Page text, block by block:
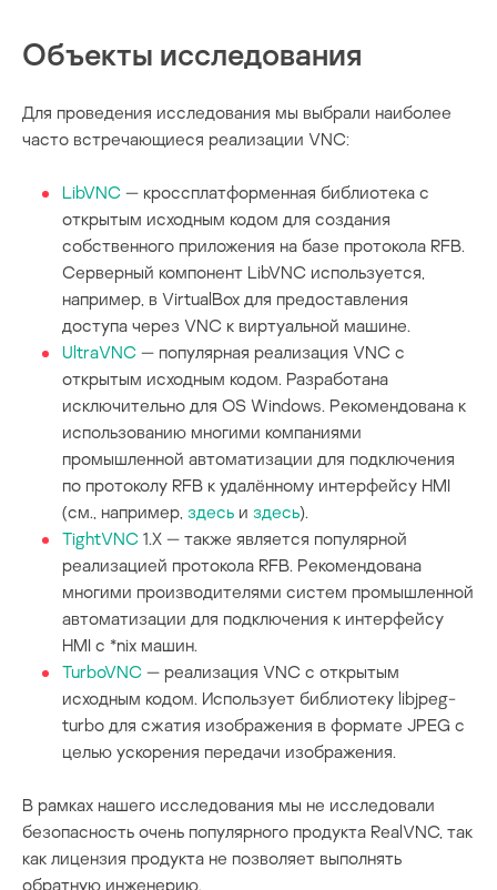
Объекты исследования
Для проведения исследования мы выбрали наиболее
часто встречающиеся реализации VNC:
LibVNC — кроссплатформенная библиотека с
открытым исходным кодом для создания
собственного приложения на базе протокола RFB.
Серверный компонент LibVNC используется,
например, в VirtualBox для предоставления
доступа через VNC к виртуальной машине.
UltraVNC — популярная реализация VNC с
открытым исходным кодом. Разработана
исключительно для OS Windows. Рекомендована к
использованию многими компаниями
промышленной автоматизации для подключения
по протоколу RFB к удалённому интерфейсу HMI
(см., например, здесь и здесь).
TightVNC 1.X — также является популярной
реализацией протокола RFB. Рекомендована
многими производителями систем промышленной
автоматизации для подключения к интерфейсу
HMI с *nix машин.
TurboVNC — реализация VNC с открытым
исходным кодом. Использует библиотеку libjpeg-
turbo для сжатия изображения в формате JPEG с
целью ускорения передачи изображения.
В рамках нашего исследования мы не исследовали
безопасность очень популярного продукта RealVNC, так
как лицензия продукта не позволяет выполнять
обратную инженерию.